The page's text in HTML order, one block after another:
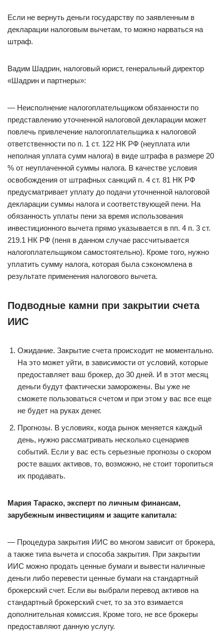
Если не вернуть деньги государству по заявленным в
декларации налоговым вычетам, то можно нарваться на
штраф.
Вадим Шадрин, налоговый юрист, генеральный директор
«Шадрин и партнеры»:
— Неисполнение налогоплательщиком обязанности по
представлению уточненной налоговой декларации может
повлечь привлечение налогоплательщика к налоговой
ответственности по п. 1 ст. 122 НК РФ (неуплата или
неполная уплата сумм налога) в виде штрафа в размере 20
% от неуплаченной суммы налога. В качестве условия
освобождения от штрафных санкций п. 4 ст. 81 НК РФ
предусматривает уплату до подачи уточненной налоговой
декларации суммы налога и соответствующей пени. На
обязанность уплаты пени за время использования
инвестиционного вычета прямо указывается в пп. 4 п. 3 ст.
219.1 НК РФ (пеня в данном случае рассчитывается
налогоплательщиком самостоятельно). Кроме того, нужно
уплатить сумму налога, которая была сэкономлена в
результате применения налогового вычета.
Подводные камни при закрытии счета
ИИС
Ожидание. Закрытие счета происходит не моментально.
На это может уйти, в зависимости от условий, которые
предоставляет ваш брокер, до 30 дней. И в этот месяц
деньги будут фактически заморожены. Вы уже не
сможете пользоваться счетом и при этом у вас все еще
не будет на руках денег.
Прогнозы. В условиях, когда рынок меняется каждый
день, нужно рассматривать несколько сценариев
событий. Если у вас есть серьезные прогнозы о скором
росте ваших активов, то, возможно, не стоит торопиться
их продавать.
Мария Тараско, эксперт по личным финансам,
зарубежным инвестициям и защите капитала:
— Процедура закрытия ИИС во многом зависит от брокера,
а также типа вычета и способа закрытия. При закрытии
ИИС можно продать ценные бумаги и вывести наличные
деньги либо перевести ценные бумаги на стандартный
брокерский счет. Если вы выбрали перевод активов на
стандартный брокерский счет, то за это взимается
дополнительная комиссия. Кроме того, не все брокеры
предоставляют данную услугу.